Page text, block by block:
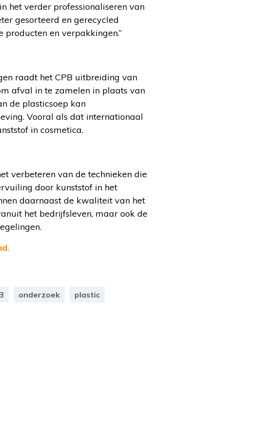
het verder professionaliseren van
gesorteerd en gerecycled
en verpakkingen.”
raadt het CPB uitbreiding van
afval in te zamelen in plaats van
de plasticsoep kan
Vooral als dat internationaal
in cosmetica.
verbeteren van de technieken die
door kunststof in het
daarnaast de kwaliteit van het
het bedrijfsleven, maar ook de
onderzoek plastic